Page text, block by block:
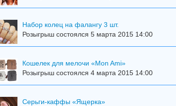
Набор колец на фалангу 3 шт.
Розыгрыш состоялся 5 марта 2015 14:00
Кошелек для мелочи «Mon Ami»
Розыгрыш состоялся 4 марта 2015 14:00
Серьги-каффы «Ящерка»